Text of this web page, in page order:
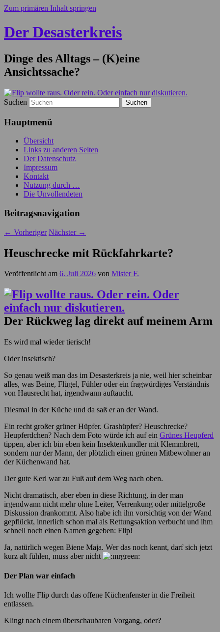
Zum primären Inhalt springen
Der Desasterkreis
Dinge des Alltags – (K)eine
Ansichtssache?
Suchen
Hauptmenü
Übersicht
Links zu anderen Seiten
Der Datenschutz
Impressum
Kontakt
Nutzung durch …
Die Unvollendeten
Beitragsnavigation
← Vorheriger Nächster →
Heuschrecke mit Rückfahrkarte?
Veröffentlicht am 6. Juli 2026 von Mister F.
Der Rückweg lag direkt auf meinem Arm
Es wird mal wieder tierisch!
Oder insektisch?
So genau weiß man das im Desasterkreis ja nie, weil hier scheinbar
alles, was Beine, Flügel, Fühler oder ein fragwürdiges Verständnis
von Hausrecht hat, irgendwann auftaucht.
Diesmal in der Küche und da saß er an der Wand.
Ein recht großer grüner Hüpfer. Grashüpfer? Heuschrecke?
Heupferdchen? Nach dem Foto würde ich auf ein Grünes Heupferd
tippen, aber ich bin eben kein Insektenkundler mit Klemmbrett,
sondern nur der Mann, der plötzlich einen grünen Mitbewohner an
der Küchenwand hat.
Der gute Kerl war zu Fuß auf dem Weg nach oben.
Nicht dramatisch, aber eben in diese Richtung, in der man
irgendwann nicht mehr ohne Leiter, Verrenkung oder mittelgroße
Diskussion drankommt. Also habe ich ihn vorsichtig von der Wand
gepflückt, innerlich schon mal als Rettungsaktion verbucht und ihm
schnell noch einen Namen gegeben: Flip!
Ja, natürlich wegen Biene Maja. Wer das noch kennt, darf sich jetzt
kurz alt fühlen, muss aber nicht
Der Plan war einfach
Ich wollte Flip durch das offene Küchenfenster in die Freiheit
entlassen.
Klingt nach einem überschaubaren Vorgang, oder?